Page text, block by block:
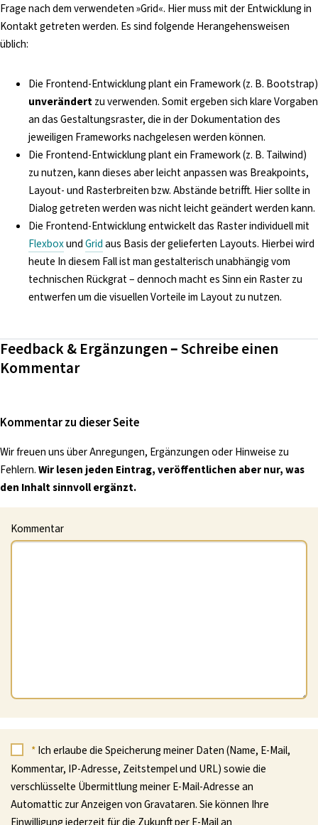
Frage nach dem verwendeten »Grid«. Hier muss mit der Entwicklung in
Kontakt getreten werden. Es sind folgende Herangehensweisen
üblich:
Die Frontend-Entwicklung plant ein Framework (z. B. Bootstrap)
unverändertzu verwenden. Somit ergeben sich klare Vorgaben
an das Gestaltungsraster, die in der Dokumentation des
jeweiligen Frameworks nachgelesen werden können.
Die Frontend-Entwicklung plant ein Framework (z. B. Tailwind)
zu nutzen, kann dieses aber leicht anpassen was Breakpoints,
Layout- und Rasterbreiten bzw. Abstände betrifft. Hier sollte in
Dialog getreten werden was nicht leicht geändert werden kann.
Die Frontend-Entwicklung entwickelt das Raster individuell mit
FlexboxundGridaus Basis der gelieferten Layouts. Hierbei wird
heute In diesem Fall ist man gestalterisch unabhängig vom
technischen Rückgrat – dennoch macht es Sinn ein Raster zu
entwerfen um die visuellen Vorteile im Layout zu nutzen.
Feedback & Ergänzungen – Schreibe einen
Kommentar
Kommentar zu dieser Seite
Wir freuen uns über Anregungen, Ergänzungen oder Hinweise zu
Fehlern.Wir lesen jeden Eintrag, veröffentlichen aber nur, was
den Inhalt sinnvoll ergänzt.
Kommentar
*Ich erlaube die Speicherung meiner Daten (Name, E-Mail,
Kommentar, IP-Adresse, Zeitstempel und URL) sowie die
verschlüsselte Übermittlung meiner E-Mail-Adresse an
Automattic zur Anzeigen von Gravataren. Sie können Ihre
Einwilligung jederzeit für die Zukunft per E-Mail an